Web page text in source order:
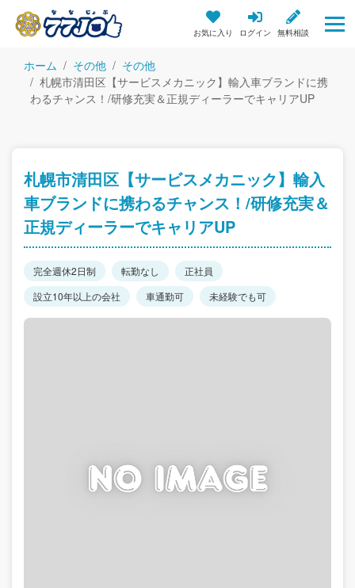
お気に入り ログイン 無料相談
ホーム その他
その他
札幌市清田区【サービスメカニック】輸入車ブランドに携
わるチャンス！/研修充実＆正規ディーラーでキャリアUP
札幌市清田区【サービスメカニック】輸入
車ブランドに携わるチャンス！/研修充実＆
正規ディーラーでキャリアUP
完全週休2日制 転勤なし
正社員
設立10年以上の会社
車通勤可 未経験でも可